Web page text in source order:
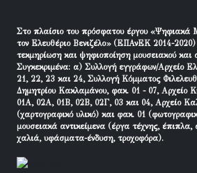
Στο πλαίσιο του πρόσφατου έργου «Ψηφιακά
τον Ελευθέριο Βενιζέλο» (ΕΠΑνΕΚ 2014-
τεκμηρίωση και ψηφιοποίηση μουσειακού και
Συγκεκριμένα: α) Συλλογή εγγράφων/Αρχείο
21, 22, 23 και 24, Συλλογή Κόμματος
Δημητρίου Κακλαμάνου, φακ. 01 - 07, Αρχείο
01Α, 02Α, 01Β, 02Β, 02Γ, 03 και 04, Αρχείο
(χαρτογραφικό υλικό) και φακ. 01
μουσειακά αντικείμενα (έργα τέχνης, έπιπλα,
χαλιά, υφάσματα-ένδυση, τροχοφόρα).